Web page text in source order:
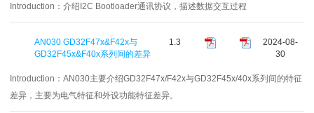
Introduction： 介绍I2C Bootloader通讯协议，描述数据交互过程
AN030 GD32F47x&F42x与
GD32F45x&F40x系列间的差异
1.3
2024-08-
30
Introduction： AN030主要介绍GD32F47x/F42x与GD32F45x/40x系列间的特征
差异，主要为电气特征和外设功能特征差异。